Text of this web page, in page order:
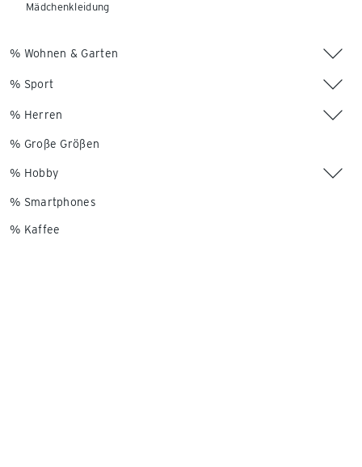
Mädchenkleidung
% Wohnen & Garten
% Sport
% Herren
% Große Größen
% Hobby
% Smartphones
% Kaffee